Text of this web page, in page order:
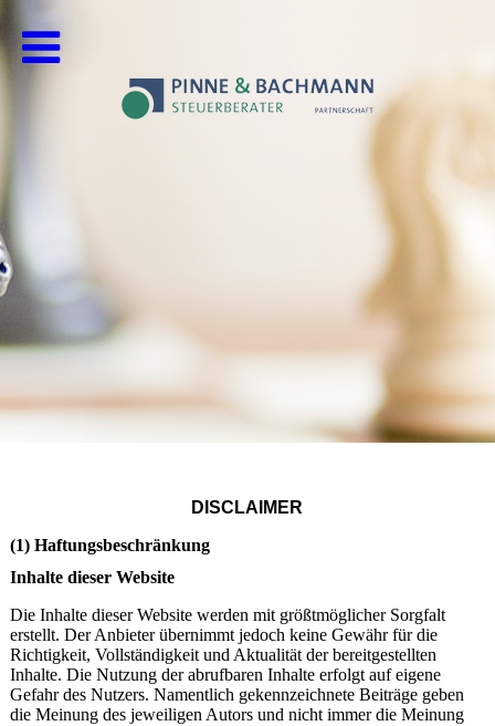
DISCLAIMER
(1) Haftungsbeschränkung
Inhalte dieser Website
Die Inhalte dieser Website werden mit größtmöglicher Sorgfalt
erstellt. Der Anbieter übernimmt jedoch keine Gewähr für die
Richtigkeit, Vollständigkeit und Aktualität der bereitgestellten
Inhalte. Die Nutzung der abrufbaren Inhalte erfolgt auf eigene
Gefahr des Nutzers. Namentlich gekennzeichnete Beiträge geben
die Meinung des jeweiligen Autors und nicht immer die Meinung